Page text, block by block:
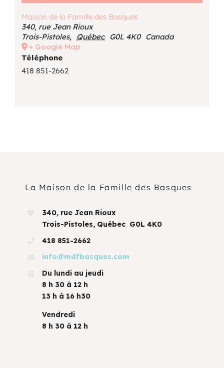
Maison de la Famille des Basques
340, rue Jean Rioux
Trois-Pistoles, Québec G0L 4K0 Canada
+ Google Map
Téléphone
418 851-2662
La Maison de la Famille des Basques
340, rue Jean Rioux
Trois-Pistoles, Québec G0L 4K0
418 851-2662
info@mdfbasques.com
Du lundi au jeudi
8 h 30 à 12 h
13 h à 16 h30
Vendredi
8 h 30 à 12 h